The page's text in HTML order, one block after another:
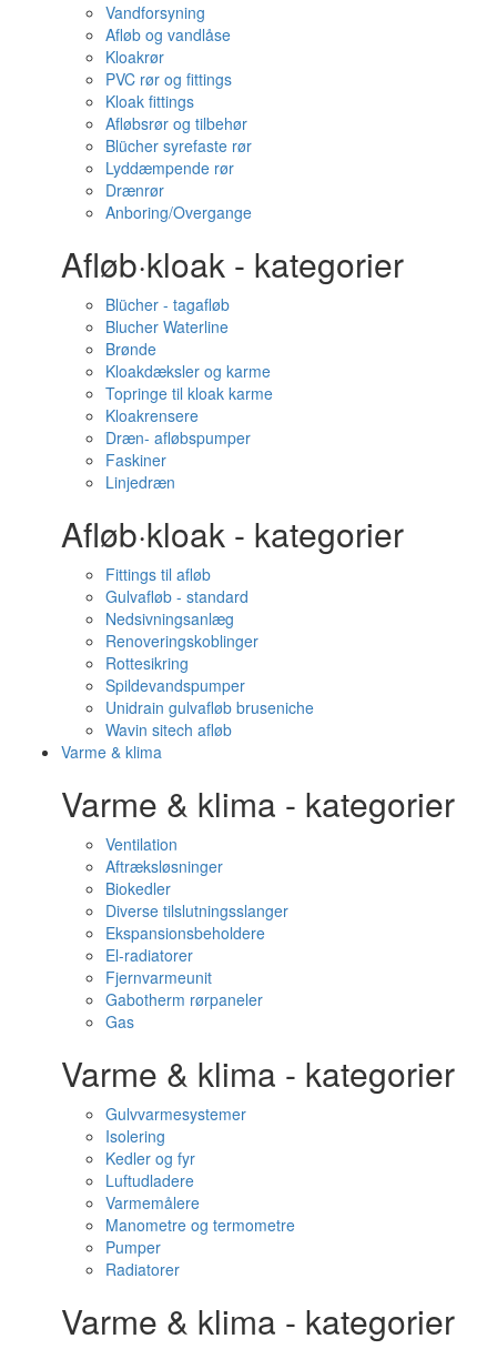
Vandforsyning
Afløb og vandlåse
Kloakrør
PVC rør og fittings
Kloak fittings
Afløbsrør og tilbehør
Blücher syrefaste rør
Lyddæmpende rør
Drænrør
Anboring/Overgange
Afløb·kloak - kategorier
Blücher - tagafløb
Blucher Waterline
Brønde
Kloakdæksler og karme
Topringe til kloak karme
Kloakrensere
Dræn- afløbspumper
Faskiner
Linjedræn
Afløb·kloak - kategorier
Fittings til afløb
Gulvafløb - standard
Nedsivningsanlæg
Renoveringskoblinger
Rottesikring
Spildevandspumper
Unidrain gulvafløb bruseniche
Wavin sitech afløb
Varme & klima
Varme & klima - kategorier
Ventilation
Aftræksløsninger
Biokedler
Diverse tilslutningsslanger
Ekspansionsbeholdere
El-radiatorer
Fjernvarmeunit
Gabotherm rørpaneler
Gas
Varme & klima - kategorier
Gulvvarmesystemer
Isolering
Kedler og fyr
Luftudladere
Varmemålere
Manometre og termometre
Pumper
Radiatorer
Varme & klima - kategorier